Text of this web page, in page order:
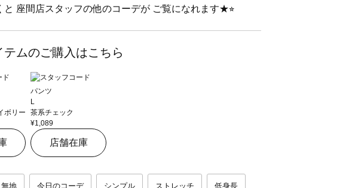
と 座間店スタッフの他のコーデが ご覧になれます★⭐︎
テムのご購入はこちら
ボリー
パンツ
L
茶系チェック
¥1,089
店舗在庫
無地 今日のコーデ シンプル ストレッチ 低身長